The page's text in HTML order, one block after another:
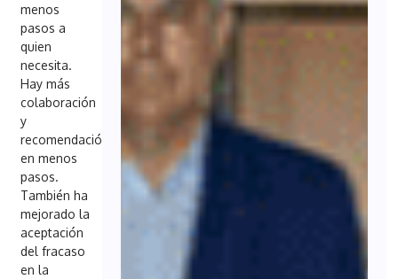
menos
pasos a
quien
necesita.
Hay más
colaboración
y
recomendación
en menos
pasos.
También ha
mejorado la
aceptación
del fracaso
en la